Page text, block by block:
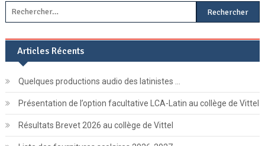
Rechercher :
Articles Récents
Quelques productions audio des latinistes …
Présentation de l’option facultative LCA-Latin au collège de Vittel
Résultats Brevet 2026 au collège de Vittel